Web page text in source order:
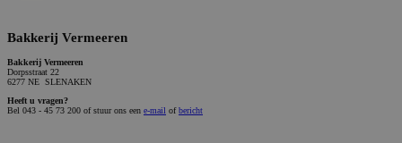
Bakkerij Vermeeren
Bakkerij Vermeeren
Dorpsstraat 22
6277 NE SLENAKEN
Heeft u vragen?
Bel 043 - 45 73 200 of stuur ons een e-mail ofbericht